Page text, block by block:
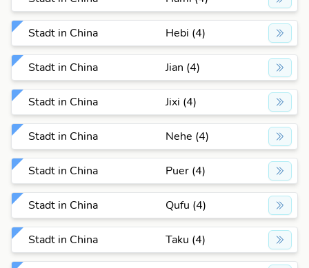
Stadt in China Hebi (4)
Stadt in China Jian (4)
Stadt in China Jixi (4)
Stadt in China Nehe (4)
Stadt in China Puer (4)
Stadt in China Qufu (4)
Stadt in China Taku (4)